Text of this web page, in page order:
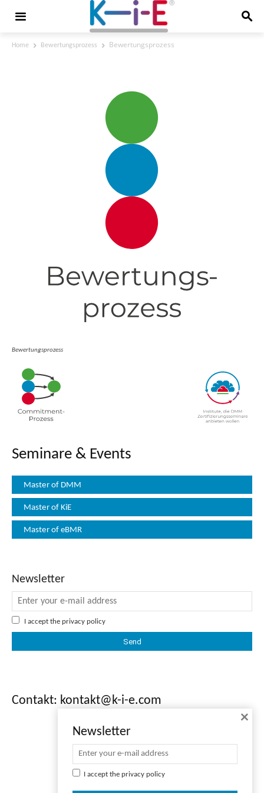
Home Bewertungsprozess Bewertungsprozess
Bewertungsprozess
Seminare & Events
Master of DMM
Master of KiE
Master of eBMR
Newsletter
I accept the privacy policy
Contakt: kontakt@k-i-e.com
Newsletter
I accept the privacy policy
×